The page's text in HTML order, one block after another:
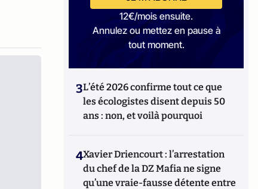
12€/mois ensuite.
Annulez ou mettez en pause à
tout moment.
3L’été 2026 confirme tout ce que
les écologistes disent depuis 50
ans : non, et voilà pourquoi
4Xavier Driencourt : l’arrestation
du chef de la DZ Mafia ne signe
qu’une vraie-fausse détente entre